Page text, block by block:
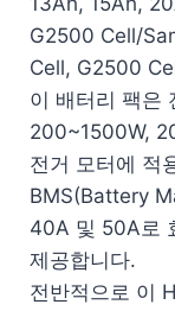
G2500 Cell/
Cell, G2500
이 배터리 팩은
200~1500W,
전거 모터에 적
BMS(Battery
40A 및 50A로
제공합니다.
전반적으로 이